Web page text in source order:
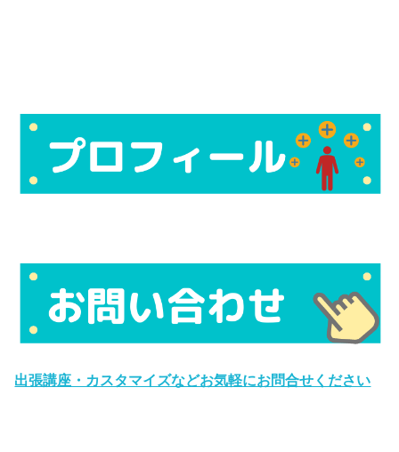
出張講座・カスタマイズなどお気軽にお問合せください